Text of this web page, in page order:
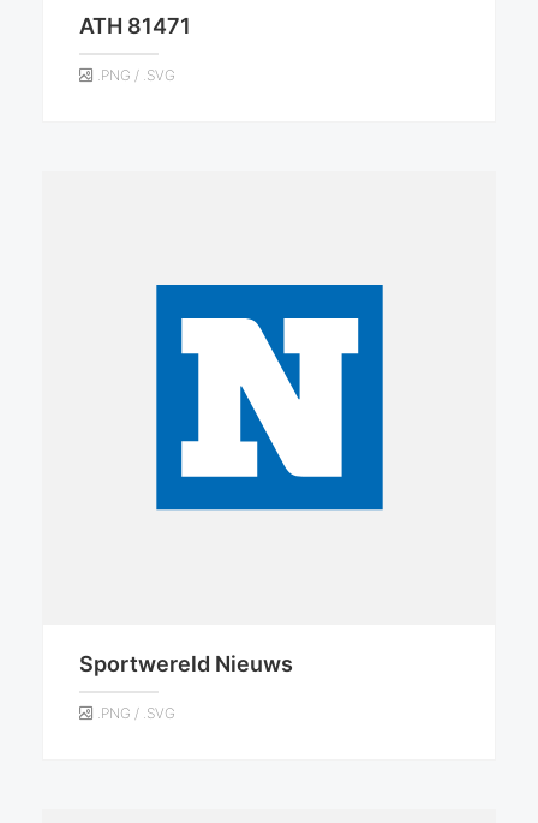
ATH 81471
.PNG / .SVG
Sportwereld Nieuws
.PNG / .SVG